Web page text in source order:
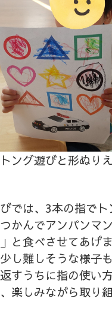
ング遊びと形ぬり
では、3本の指で
かんでアンパンマ
と食べさせてあげ
し難しそうな様子
すうちに指の使い
楽しみながら取り